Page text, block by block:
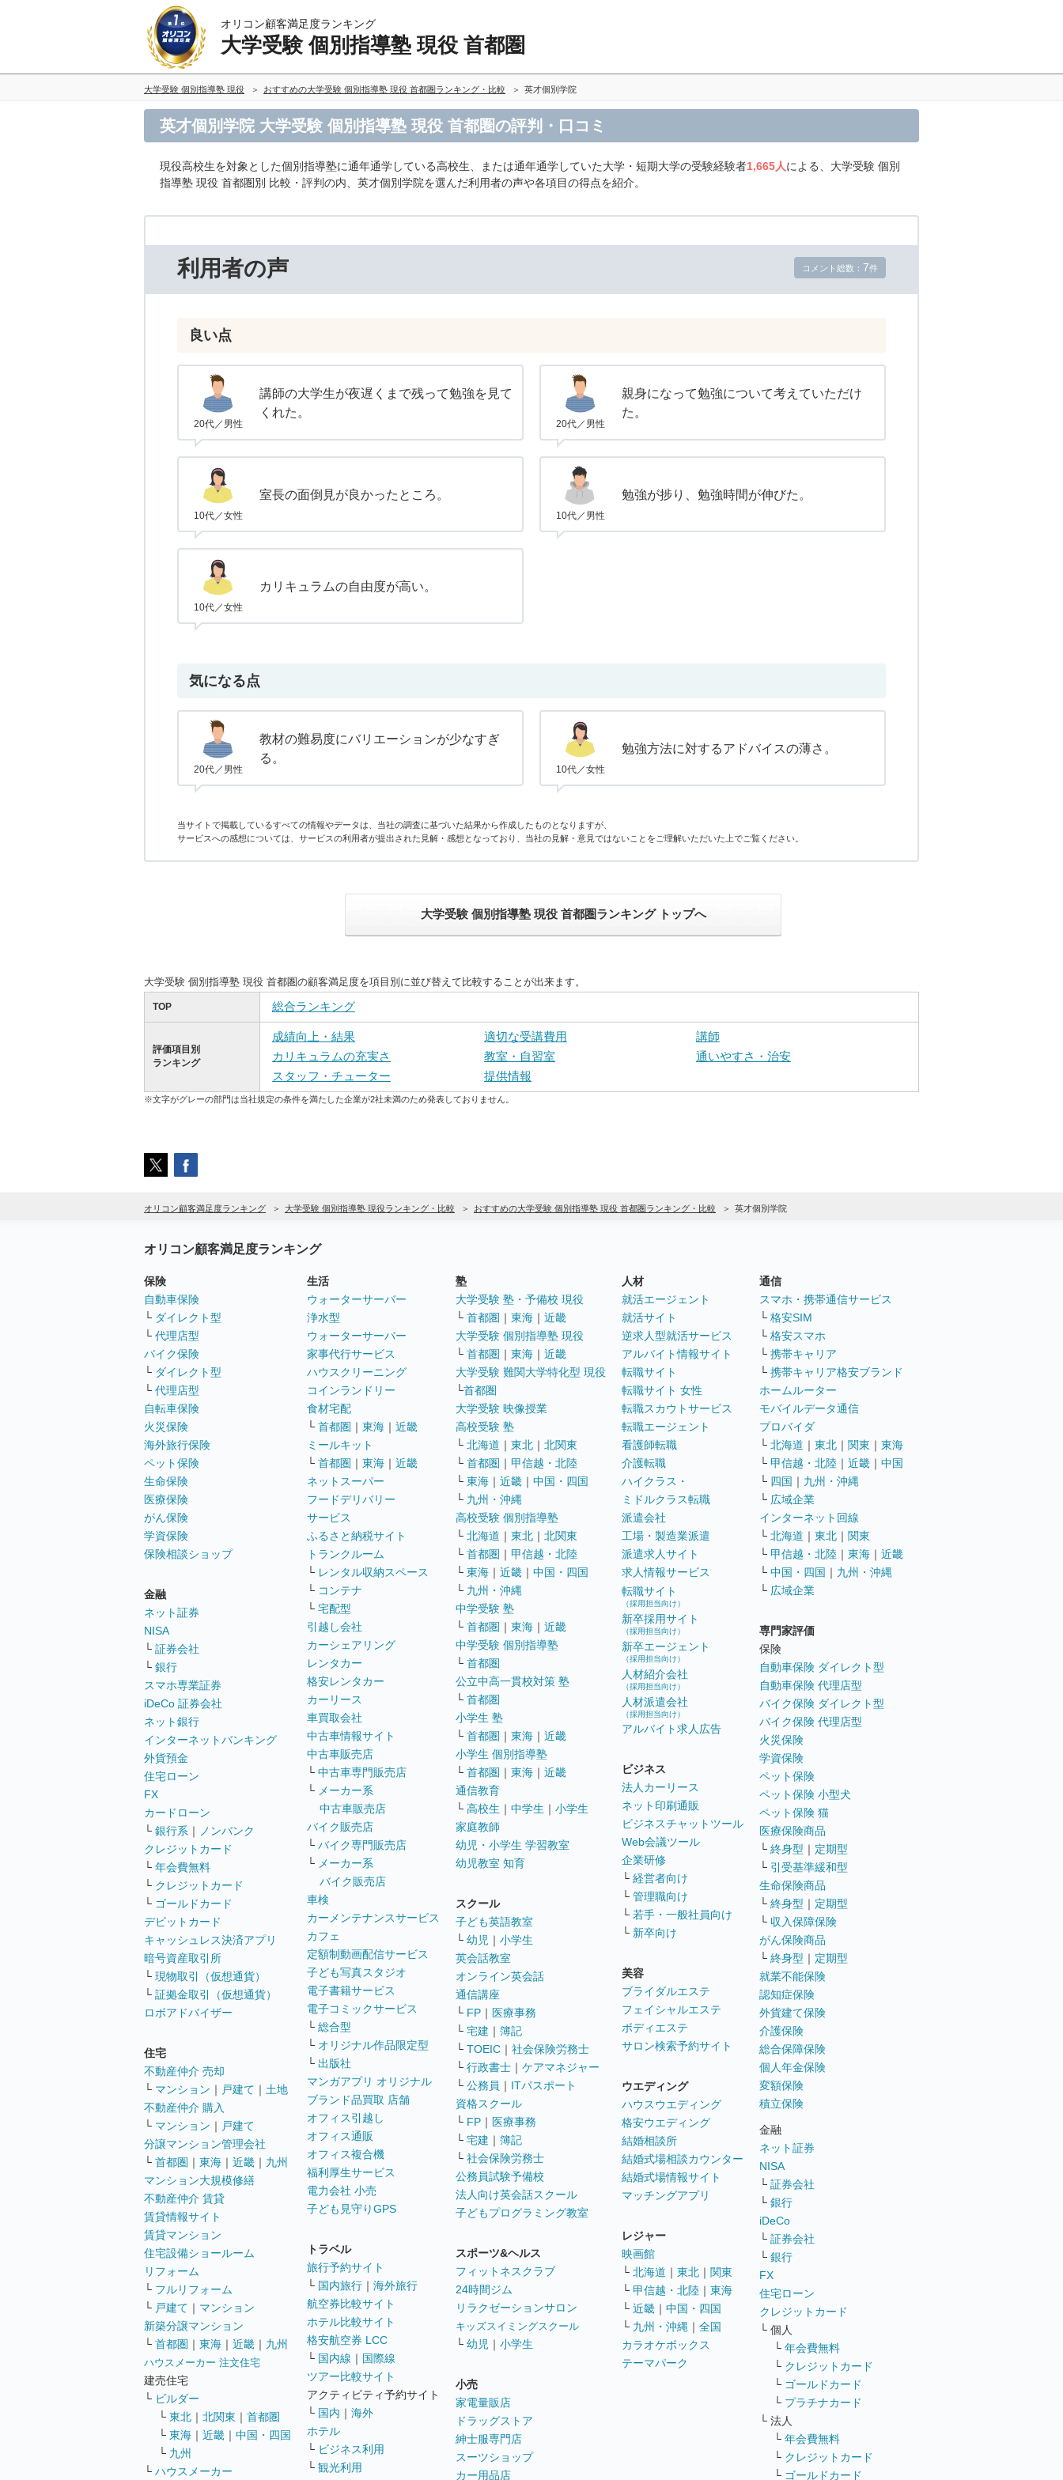
オリコン顧客満足度ランキング
大学受験 個別指導塾 現役 首都圏
大学受験 個別指導塾 現役 おすすめの大学受験 個別指導塾 現役 首都圏ランキング・比較 英才個別学院
英才個別学院 大学受験 個別指導塾 現役 首都圏の評判・口コミ
現役高校生を対象とした個別指導塾に通年通学している高校生、または通年通学していた大学・短期大学の受験経験者1,665人による、大学受験 個別
指導塾 現役 首都圏別 比較・評判の内、英才個別学院を選んだ利用者の声や各項目の得点を紹介。
利用者の声 コメント総数： 7件
良い点
20代／男性
講師の大学生が夜遅くまで残って勉強を見て
くれた。
20代／男性
親身になって勉強について考えていただけ
た。
10代／女性
室長の面倒見が良かったところ。
10代／男性
勉強が捗り、勉強時間が伸びた。
10代／女性
カリキュラムの自由度が高い。
気になる点
20代／男性
教材の難易度にバリエーションが少なすぎ
る。
10代／女性
勉強方法に対するアドバイスの薄さ。
当サイトで掲載しているすべての情報やデータは、当社の調査に基づいた結果から作成したものとなりますが、
サービスへの感想については、サービスの利用者が提出された見解・感想となっており、当社の見解・意見ではないことをご理解いただいた上でご覧ください。
大学受験 個別指導塾 現役 首都圏ランキング トップへ
大学受験 個別指導塾 現役 首都圏の顧客満足度を項目別に並び替えて比較することが出来ます。
TOP 総合ランキング
評価項目別
ランキング
成績向上・結果 適切な受講費用
講師
カリキュラムの充実さ
教室・自習室
通いやすさ・治安
スタッフ・チューター
提供情報
※文字がグレーの部門は当社規定の条件を満たした企業が2社未満のため発表しておりません。
オリコン顧客満足度ランキング 大学受験 個別指導塾 現役ランキング・比較 おすすめの大学受験 個別指導塾 現役 首都圏ランキング・比較 英才個別学院
オリコン顧客満足度ランキング
保険
自動車保険
└ ダイレクト型
└ 代理店型
バイク保険
└ ダイレクト型
└ 代理店型
自転車保険
火災保険
海外旅行保険
ペット保険
生命保険
医療保険
がん保険
学資保険
保険相談ショップ
金融
ネット証券
NISA
└ 証券会社
└ 銀行
スマホ専業証券
iDeCo 証券会社
ネット銀行
インターネットバンキング
外貨預金
住宅ローン
FX
カードローン
└ 銀行系 ｜
ノンバンク
クレジットカード
└ 年会費無料
└ クレジットカード
└ ゴールドカード
デビットカード
キャッシュレス決済アプリ
暗号資産取引所
└ 現物取引（仮想通貨）
└ 証拠金取引（仮想通貨）
ロボアドバイザー
住宅
不動産仲介 売却
└ マンション ｜ 戸建て ｜ 土地
不動産仲介 購入
└ マンション ｜ 戸建て
分譲マンション管理会社
└ 首都圏 ｜ 東海 ｜ 近畿 ｜ 九州
マンション大規模修繕
不動産仲介 賃貸
賃貸情報サイト
賃貸マンション
住宅設備ショールーム
リフォーム
└ フルリフォーム
└ 戸建て ｜ マンション
新築分譲マンション
└ 首都圏 ｜ 東海 ｜ 近畿 ｜ 九州
ハウスメーカー 注文住宅
建売住宅
└ ビルダー
└ 東北 ｜ 北関東 ｜ 首都圏
└ 東海 ｜ 近畿 ｜ 中国・四国
└ 九州
└ ハウスメーカー
生活
ウォーターサーバー
浄水型
ウォーターサーバー
家事代行サービス
ハウスクリーニング
コインランドリー
食材宅配
└ 首都圏 ｜ 東海 ｜ 近畿
ミールキット
└ 首都圏 ｜ 東海 ｜ 近畿
ネットスーパー
フードデリバリー
サービス
ふるさと納税サイト
トランクルーム
└ レンタル収納スペース
└ コンテナ
└ 宅配型
引越し会社
カーシェアリング
レンタカー
格安レンタカー
カーリース
車買取会社
中古車情報サイト
中古車販売店
└ 中古車専門販売店
└ メーカー系
中古車販売店
バイク販売店
└ バイク専門販売店
└ メーカー系
バイク販売店
車検
カーメンテナンスサービス
カフェ
定額制動画配信サービス
子ども写真スタジオ
電子書籍サービス
電子コミックサービス
└ 総合型
└ オリジナル作品限定型
└ 出版社
マンガアプリ オリジナル
ブランド品買取 店舗
オフィス引越し
オフィス通販
オフィス複合機
福利厚生サービス
電力会社 小売
子ども見守りGPS
トラベル
旅行予約サイト
└ 国内旅行 ｜ 海外旅行
航空券比較サイト
ホテル比較サイト
格安航空券 LCC
└ 国内線 ｜ 国際線
ツアー比較サイト
アクティビティ予約サイト
└ 国内 ｜ 海外
ホテル
└ ビジネス利用
└ 観光利用
塾
大学受験 塾・予備校 現役
└ 首都圏 ｜ 東海 ｜ 近畿
大学受験 個別指導塾 現役
└ 首都圏 ｜ 東海 ｜ 近畿
大学受験 難関大学特化型 現役
└首都圏
大学受験 映像授業
高校受験 塾
└ 北海道 ｜ 東北 ｜ 北関東
└ 首都圏 ｜ 甲信越・北陸
└ 東海 ｜ 近畿 ｜ 中国・四国
└ 九州・沖縄
高校受験 個別指導塾
└ 北海道 ｜ 東北 ｜ 北関東
└ 首都圏 ｜ 甲信越・北陸
└ 東海 ｜ 近畿 ｜ 中国・四国
└ 九州・沖縄
中学受験 塾
└ 首都圏 ｜ 東海 ｜ 近畿
中学受験 個別指導塾
└ 首都圏
公立中高一貫校対策 塾
└ 首都圏
小学生 塾
└ 首都圏 ｜ 東海 ｜ 近畿
小学生 個別指導塾
└ 首都圏 ｜ 東海 ｜ 近畿
通信教育
└ 高校生 ｜ 中学生 ｜ 小学生
家庭教師
幼児・小学生 学習教室
幼児教室 知育
スクール
子ども英語教室
└ 幼児 ｜ 小学生
英会話教室
オンライン英会話
通信講座
└ FP ｜ 医療事務
└ 宅建 ｜ 簿記
└ TOEIC ｜ 社会保険労務士
└ 行政書士 ｜ ケアマネジャー
└ 公務員 ｜ ITパスポート
資格スクール
└ FP ｜ 医療事務
└ 宅建 ｜ 簿記
└ 社会保険労務士
公務員試験予備校
法人向け英会話スクール
子どもプログラミング教室
スポーツ&ヘルス
フィットネスクラブ
24時間ジム
リラクゼーションサロン
キッズスイミングスクール
└ 幼児 ｜ 小学生
小売
家電量販店
ドラッグストア
紳士服専門店
スーツショップ
カー用品店
人材
就活エージェント
就活サイト
逆求人型就活サービス
アルバイト情報サイト
転職サイト
転職サイト 女性
転職スカウトサービス
転職エージェント
看護師転職
介護転職
ハイクラス・
ミドルクラス転職
派遣会社
工場・製造業派遣
派遣求人サイト
求人情報サービス
転職サイト
（採用担当向け）
新卒採用サイト
（採用担当向け）
新卒エージェント
（採用担当向け）
人材紹介会社
（採用担当向け）
人材派遣会社
（採用担当向け）
アルバイト求人広告
ビジネス
法人カーリース
ネット印刷通販
ビジネスチャットツール
Web会議ツール
企業研修
└ 経営者向け
└ 管理職向け
└ 若手・一般社員向け
└ 新卒向け
美容
ブライダルエステ
フェイシャルエステ
ボディエステ
サロン検索予約サイト
ウエディング
ハウスウエディング
格安ウエディング
結婚相談所
結婚式場相談カウンター
結婚式場情報サイト
マッチングアプリ
レジャー
映画館
└ 北海道 ｜ 東北 ｜ 関東
└ 甲信越・北陸 ｜ 東海
└ 近畿 ｜ 中国・四国
└ 九州・沖縄 ｜ 全国
カラオケボックス
テーマパーク
通信
スマホ・携帯通信サービス
└ 格安SIM
└ 格安スマホ
└ 携帯キャリア
└ 携帯キャリア格安ブランド
ホームルーター
モバイルデータ通信
プロバイダ
└ 北海道 ｜ 東北 ｜ 関東 ｜ 東海
└ 甲信越・北陸 ｜ 近畿 ｜ 中国
└ 四国 ｜ 九州・沖縄
└ 広域企業
インターネット回線
└ 北海道 ｜ 東北 ｜ 関東
└ 甲信越・北陸 ｜ 東海 ｜ 近畿
└ 中国・四国 ｜ 九州・沖縄
└ 広域企業
専門家評価
保険
自動車保険 ダイレクト型
自動車保険 代理店型
バイク保険 ダイレクト型
バイク保険 代理店型
火災保険
学資保険
ペット保険
ペット保険 小型犬
ペット保険 猫
医療保険商品
└ 終身型 ｜ 定期型
└ 引受基準緩和型
生命保険商品
└ 終身型 ｜ 定期型
└ 収入保障保険
がん保険商品
└ 終身型 ｜ 定期型
就業不能保険
認知症保険
外貨建て保険
介護保険
総合保障保険
個人年金保険
変額保険
積立保険
金融
ネット証券
NISA
└ 証券会社
└ 銀行
iDeCo
└ 証券会社
└ 銀行
FX
住宅ローン
クレジットカード
└ 個人
└ 年会費無料
└ クレジットカード
└ ゴールドカード
└ プラチナカード
└ 法人
└ 年会費無料
└ クレジットカード
└ ゴールドカード